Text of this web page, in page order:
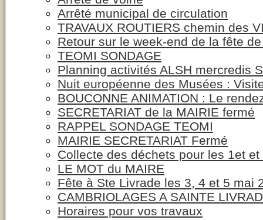
Arrêté municipal de circulation
TRAVAUX ROUTIERS chemin des
Retour sur le week-end de la fête
TEOMI SONDAGE
Planning activités ALSH mercredis
Nuit européenne des Musées :
BOUCONNE ANIMATION : Le
SECRETARIAT de la MAIRIE fermé
RAPPEL SONDAGE TEOMI
MAIRIE SECRETARIAT Fermé
Collecte des déchets pour les 1et et
LE MOT du MAIRE
Fête à Ste Livrade les 3, 4 et 5 mai
CAMBRIOLAGES A SAINTE
Horaires pour vos travaux